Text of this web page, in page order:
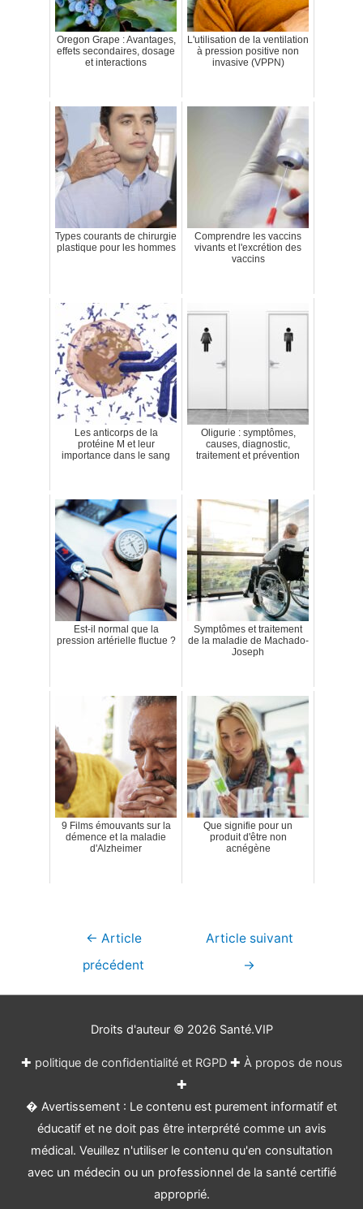
Oregon Grape : Avantages,
effets secondaires, dosage
et interactions
L'utilisation de la ventilation
à pression positive non
invasive (VPPN)
Types courants de chirurgie
plastique pour les hommes
Comprendre les vaccins
vivants et l'excrétion des
vaccins
Les anticorps de la
protéine M et leur
importance dans le sang
Oligurie : symptômes,
causes, diagnostic,
traitement et prévention
Est-il normal que la
pression artérielle fluctue ?
Symptômes et traitement
de la maladie de Machado-
Joseph
9 Films émouvants sur la
démence et la maladie
d'Alzheimer
Que signifie pour un
produit d'être non
acnégène
Navigation
← Article
précédent
Article suivant
→
Droits d'auteur © 2026 Santé.VIP
✚ politique de confidentialité et RGPD✚ À propos de nous
✚
� Avertissement : Le contenu est purement informatif et
éducatif et ne doit pas être interprété comme un avis
médical. Veuillez n'utiliser le contenu qu'en consultation
avec un médecin ou un professionnel de la santé certifié
approprié.